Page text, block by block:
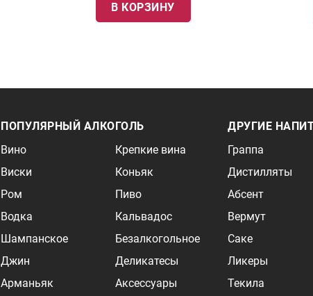
В КОРЗИНУ
ПОПУЛЯРНЫЙ АЛКОГОЛЬ
Вино
Виски
Ром
Водка
Шампанское
Джин
Арманьяк
Крепкие вина
Коньяк
Пиво
Кальвадос
Безалкогольное
Деликатесы
Аксессуары
ДРУГИЕ
Граппа
Дистилляты
Абсент
Вермут
Саке
Ликеры
Текила